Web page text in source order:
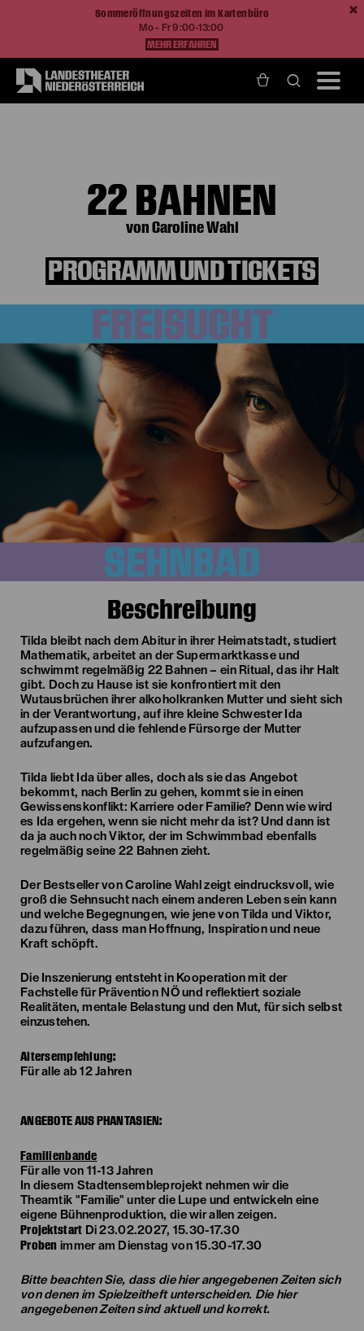
Sommeröffnungszeiten im Kartenbüro
Mo - Fr 9:00-13:00
MEHR ERFAHREN
22 BAHNEN
von Caroline Wahl
PROGRAMM UND TICKETS
Beschreibung
Tilda bleibt nach dem Abitur in ihrer Heimatstadt, studiert
Mathematik, arbeitet an der Supermarktkasse und
schwimmt regelmäßig 22 Bahnen – ein Ritual, das ihr Halt
gibt. Doch zu Hause ist sie konfrontiert mit den
Wutausbrüchen ihrer alkoholkranken Mutter und sieht sich
in der Verantwortung, auf ihre kleine Schwester Ida
aufzupassen und die fehlende Fürsorge der Mutter
aufzufangen.
Tilda liebt Ida über alles, doch als sie das Angebot
bekommt, nach Berlin zu gehen, kommt sie in einen
Gewissenskonflikt: Karriere oder Familie? Denn wie wird
es Ida ergehen, wenn sie nicht mehr da ist? Und dann ist
da ja auch noch Viktor, der im Schwimmbad ebenfalls
regelmäßig seine 22 Bahnen zieht.
Der Bestseller von Caroline Wahl zeigt eindrucksvoll, wie
groß die Sehnsucht nach einem anderen Leben sein kann
und welche Begegnungen, wie jene von Tilda und Viktor,
dazu führen, dass man Hoffnung, Inspiration und neue
Kraft schöpft.
Die Inszenierung entsteht in Kooperation mit der
Fachstelle für Prävention NÖ und reflektiert soziale
Realitäten, mentale Belastung und den Mut, für sich selbst
einzustehen.
Altersempfehlung:
Für alle ab 12 Jahren
ANGEBOTE AUS PHANTASIEN:
Familienbande
Für alle von 11-13 Jahren
In diesem Stadtensembleprojekt nehmen wir die
Theamtik "Familie" unter die Lupe und entwickeln eine
eigene Bühnenproduktion, die wir allen zeigen.
Projektstart Di 23.02.2027, 15.30-17.30
Proben immer am Dienstag von 15.30-17.30
Bitte beachten Sie, dass die hier angegebenen Zeiten sich
von denen im Spielzeitheft unterscheiden. Die hier
angegebenen Zeiten sind aktuell und korrekt.